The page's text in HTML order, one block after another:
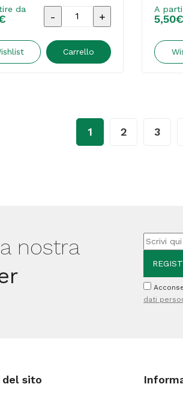
– Magenta
da
G&G
Cartuccia
Brother
Carrello
A
5,50€
1 2 3
nostra
dati
del sito